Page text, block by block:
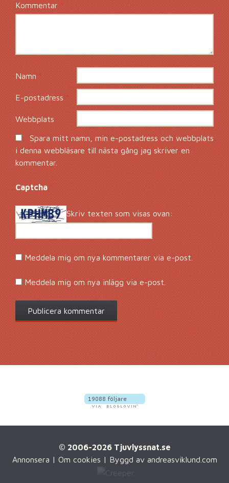
Kommentar*
Namn *
E-postadress*
Webbplats
Spara mitt namn, min e-postadress och webbplats
i denna webbläsare till nästa gång jag skriver en
kommentar.
Captcha *
Skriv texten som visas ovan:
Meddela mig om nya kommentarer via e-post.
Meddela mig om nya inlägg via e-post.
© 2006-2026 Tjuvlyssnat.se
Annonsera | Om cookies | Byggd av andreasviklund.com